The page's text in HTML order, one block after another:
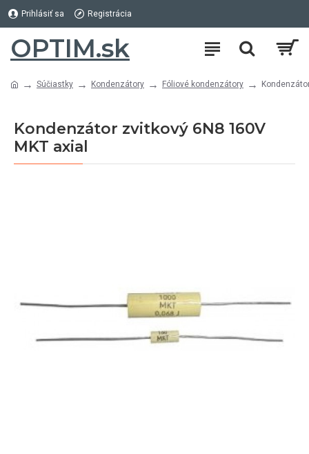
Prihlásiť sa Registrácia
OPTIM.sk
Súčiastky Kondenzátory Fóliové kondenzátory
Kondenzátor zvitkový 6N8 160V
MKT axial